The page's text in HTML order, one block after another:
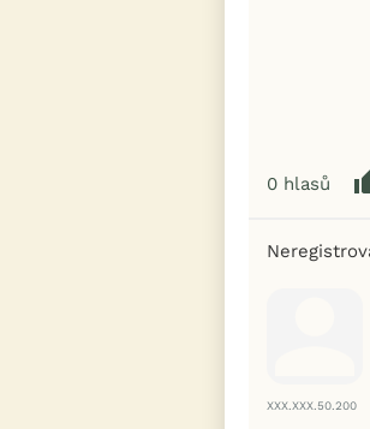
0 hlasů
XXX.XXX.50.200